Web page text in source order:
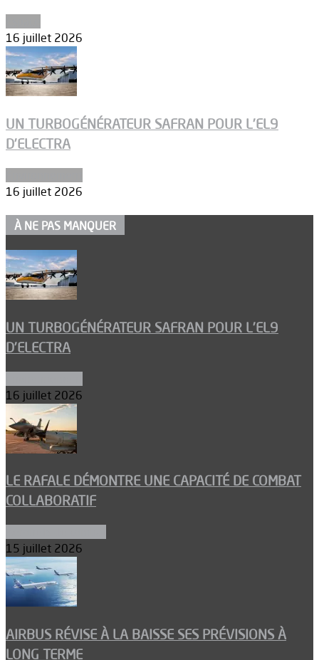
16 juillet 2026
UN TURBOGÉNÉRATEUR SAFRAN POUR L’EL9
D’ELECTRA
16 juillet 2026
À NE PAS MANQUER
UN TURBOGÉNÉRATEUR SAFRAN POUR L’EL9
D’ELECTRA
16 juillet 2026
LE RAFALE DÉMONTRE UNE CAPACITÉ DE COMBAT
COLLABORATIF
15 juillet 2026
AIRBUS RÉVISE À LA BAISSE SES PRÉVISIONS À
LONG TERME